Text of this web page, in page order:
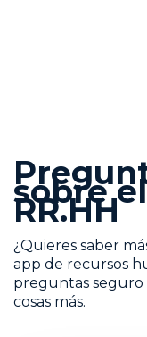
sobre
RR.HH
¿Quieres saber
app de recursos
preguntas seguro
cosas más.